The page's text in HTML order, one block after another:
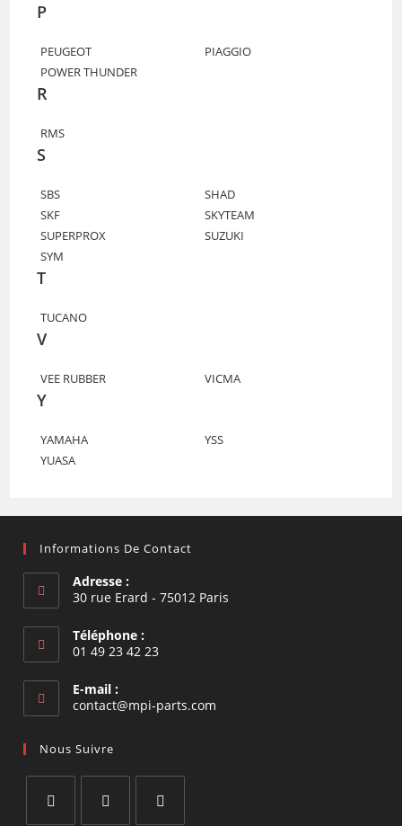
P
PEUGEOT
PIAGGIO
POWER THUNDER
R
RMS
S
SBS
SHAD
SKF
SKYTEAM
SUPERPROX
SUZUKI
SYM
T
TUCANO
V
VEE RUBBER VICMA
Y
YAMAHA
YSS
YUASA
Informations De Contact
Adresse :
30 rue Erard - 75012 Paris
Téléphone :
01 49 23 42 23
E-mail :
contact@mpi-parts.com
Nous Suivre